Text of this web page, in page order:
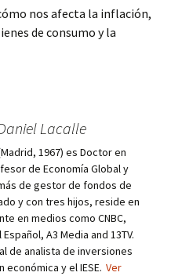
nos afecta la inflación,
de consumo y la
Lacalle
1967) es Doctor en
de Economía Global y
de gestor de fondos de
y con tres hijos, reside en
en medios como CNBC,
A3 Media and 13TV.
de analista de inversiones
económica y el IESE. Ver